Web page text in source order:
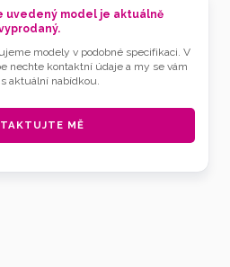
uvedený model je aktuálně
modely v podobné specifikaci. V
nechte kontaktní údaje a my se vám
aktuální nabídkou.
MĚ